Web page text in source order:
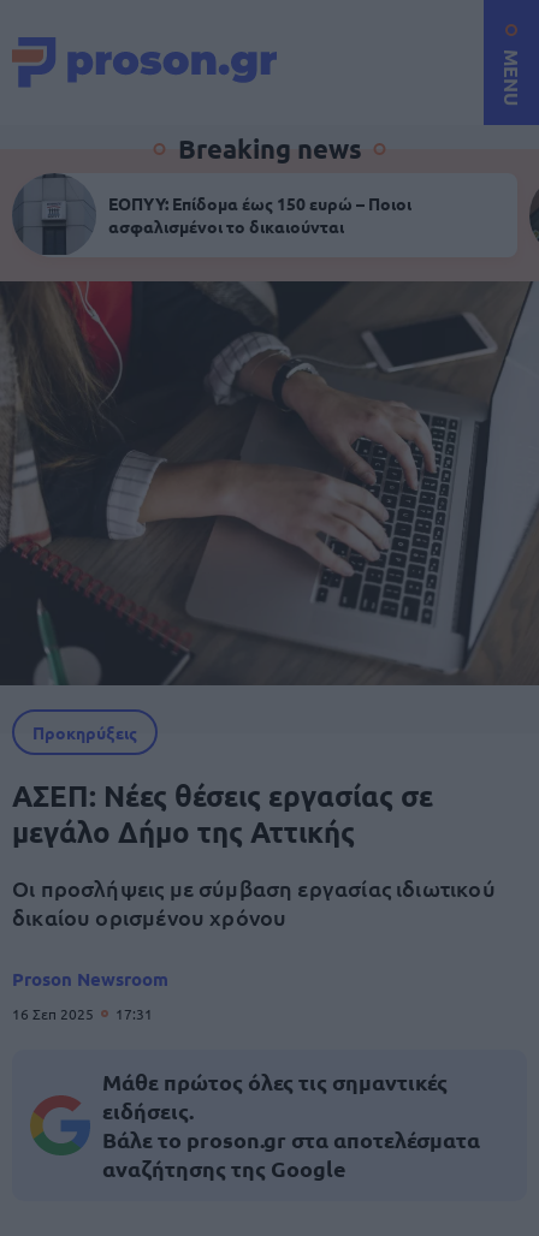
MENU
Breaking news
ΕΟΠΥΥ: Επίδομα έως 150 ευρώ – Ποιοι
ασφαλισμένοι το δικαιούνται
Προκηρύξεις
ΑΣΕΠ: Νέες θέσεις εργασίας σε
μεγάλο Δήμο της Αττικής
Οι προσλήψεις με σύμβαση εργασίας ιδιωτικού
δικαίου ορισμένου χρόνου
Proson Newsroom
16 Σεπ 2025 17:31
Μάθε πρώτος όλες τις σημαντικές
ειδήσεις.
Βάλε το proson.gr στα αποτελέσματα
αναζήτησης της Google